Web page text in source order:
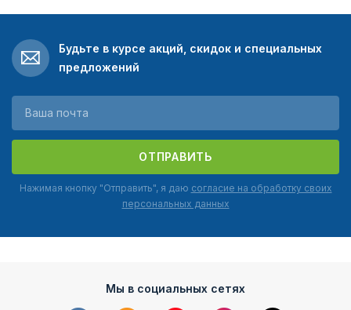
Будьте в курсе акций, скидок и специальных
предложений
ОТПРАВИТЬ
Нажимая кнопку "Отправить", я даю согласие на обработку своих
персональных данных
Мы в социальных сетях